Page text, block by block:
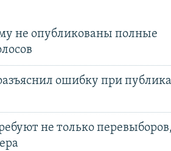
не опубликованы полные
ошибку при
не только